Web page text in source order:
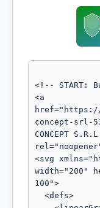
<!-- START:
<a
concept-srl-
CONCEPT
<svg
width="200"
100">